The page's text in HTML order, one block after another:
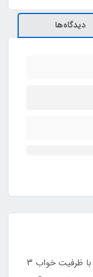
دیدگاه‌ها
و این بار چادر 2پوش دو درب دیجی چادر با ظرفیت خواب ۳